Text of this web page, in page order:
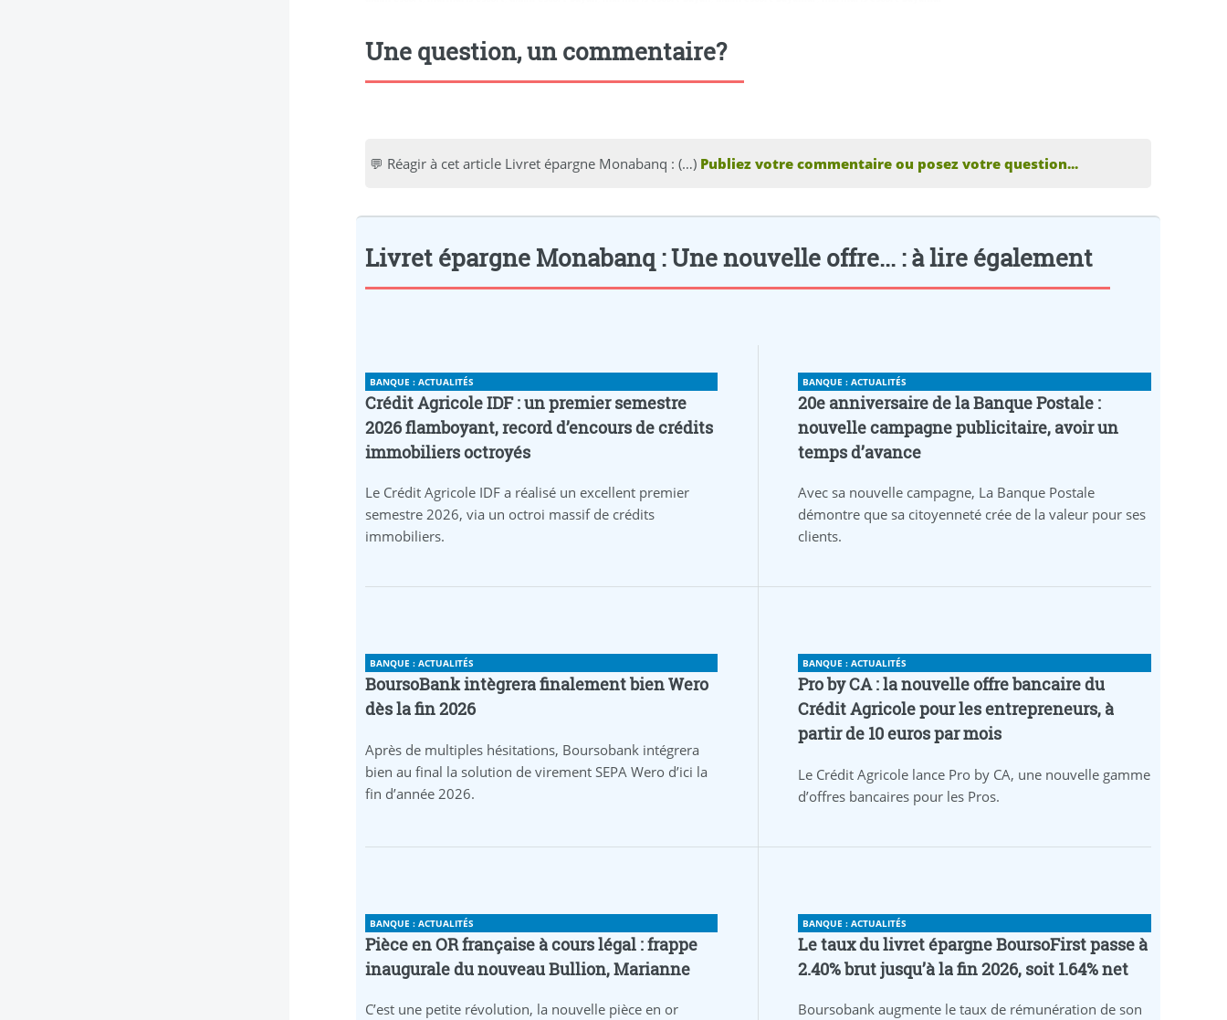
Une question, un commentaire?
💬 Réagir à cet article Livret épargne Monabanq : (…) Publiez votre commentaire ou posez votre question...
Livret épargne Monabanq : Une nouvelle offre... : à lire également
BANQUE : ACTUALITÉS
Crédit Agricole IDF : un premier semestre
2026 flamboyant, record d’encours de crédits
immobiliers octroyés
Le Crédit Agricole IDF a réalisé un excellent premier
semestre 2026, via un octroi massif de crédits
immobiliers.
BANQUE : ACTUALITÉS
20e anniversaire de la Banque Postale :
nouvelle campagne publicitaire, avoir un
temps d’avance
Avec sa nouvelle campagne, La Banque Postale
démontre que sa citoyenneté crée de la valeur pour ses
clients.
BANQUE : ACTUALITÉS
BoursoBank intègrera finalement bien Wero
dès la fin 2026
Après de multiples hésitations, Boursobank intégrera
bien au final la solution de virement SEPA Wero d’ici la
fin d’année 2026.
BANQUE : ACTUALITÉS
Pro by CA : la nouvelle offre bancaire du
Crédit Agricole pour les entrepreneurs, à
partir de 10 euros par mois
Le Crédit Agricole lance Pro by CA, une nouvelle gamme
d’offres bancaires pour les Pros.
BANQUE : ACTUALITÉS
Pièce en OR française à cours légal : frappe
inaugurale du nouveau Bullion, Marianne
C’est une petite révolution, la nouvelle pièce en or
BANQUE : ACTUALITÉS
Le taux du livret épargne BoursoFirst passe à
2.40% brut jusqu’à la fin 2026, soit 1.64% net
Boursobank augmente le taux de rémunération de son